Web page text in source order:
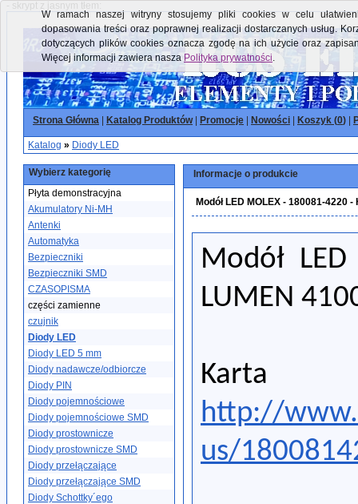
- skrypt z jasnym tłem:
Strona Główna Katalog Produktów| Promocje Nowości Koszyk (0)
Katalog » Diody LED
Wybierz kategorię
Płyta demonstracyjna
Akumulatory Ni-MH
Antenki
Automatyka
Bezpieczniki
Bezpieczniki SMD
CZASOPISMA
części zamienne
czujnik
Diody LED
Diody LED 5 mm
Diody nadawcze/odbiorcze
Diody PIN
Diody pojemnościowe
Diody pojemnościowe SMD
Diody prostownicze
Diody prostownicze SMD
Diody przełączające
Diody przełączające SMD
Diody Schottky´ego
Informacje o produkcie
Modół LED MOLEX - 180081-4220
Modół
LUMEN
http://
us/
W ramach naszej witryny stosujemy pliki cookies w celu
dopasowania treści oraz poprawnej realizacji dostarczanych usług.
dotyczących plików cookies oznacza zgodę na ich użycie oraz
Więcej informacji zawiera nasza Polityka prywatności.